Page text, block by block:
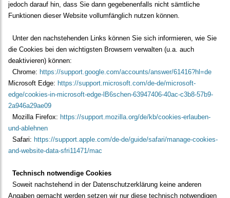
jedoch darauf hin, dass Sie dann gegebenenfalls nicht sämtliche
Funktionen dieser Website vollumfänglich nutzen können.
Unter den nachstehenden Links können Sie sich informieren, wie Sie
die Cookies bei den wichtigsten Browsern verwalten (u.a. auch
deaktivieren) können:
Chrome: https://support.google.com/accounts/answer/61416?hl=de
Microsoft Edge: https://support.microsoft.com/de-de/microsoft-
edge/cookies-in-microsoft-edge-lB6schen-63947406-40ac-c3b8-57b9-
2a946a29ae09
Mozilla Firefox: https://support.mozilla.org/de/kb/cookies-erlauben-
und-ablehnen
Safari: https://support.apple.com/de-de/guide/safari/manage-cookies-
and-website-data-sfri11471/mac
Technisch notwendige Cookies
Soweit nachstehend in der Datenschutzerklärung keine anderen
Angaben gemacht werden setzen wir nur diese technisch notwendigen